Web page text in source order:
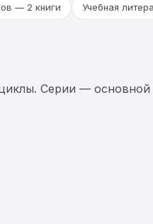
— 2 книги Учебная
Серии — основной